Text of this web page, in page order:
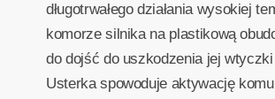
długotrwałego działania wysokiej
komorze silnika na plastikową
do dojść do uszkodzenia jej
Usterka spowoduje aktywację